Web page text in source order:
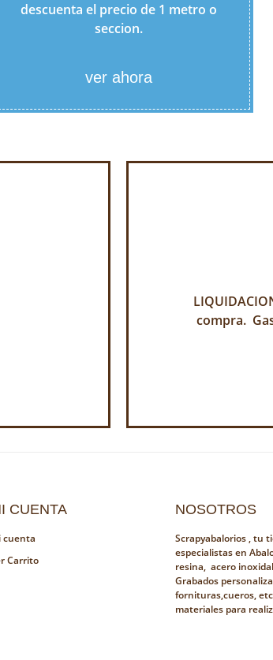
descuenta el precio de 1 metro o
seccion.
ver ahora
compra.
CUENTA
cuenta
Carrito
NOSOTROS
Scrapyabalorios , tu
especialistas en
resina, acero
Grabados
fornituras,cueros,
materiales para